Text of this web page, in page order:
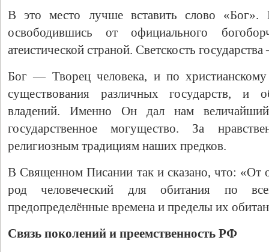
В это место лучше вставить слово «Бог».
освободившись от официального
атеистической страной. Светскость
Бог — Творец человека, и по
существования различных государств, и
владений. Именно Он дал нам
государственное могущество. За
религиозным традициям наших предков.
В Священном Писании так и сказано, что: «От
род человеческий для обитания по
предопределённые времена и пределы их
Связь поколений и преемственность РФ